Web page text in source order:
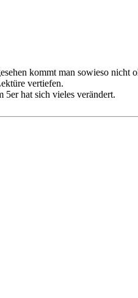
kommt man sowieso nicht
vertiefen.
hat sich vieles verändert.